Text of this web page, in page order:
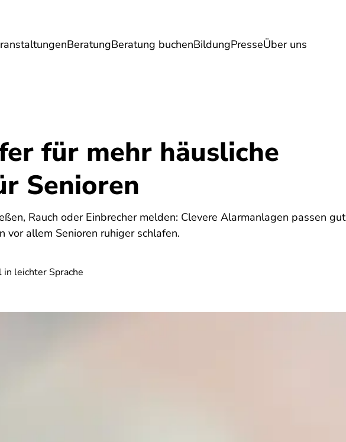
BeratungBeratung buchenBildungPresseÜber uns
Gesundheit Energie Reise Verträge
für mehr häusliche
Senioren
Rauch oder Einbrecher melden: Clevere Alarmanlagen passen gut
vor allem Senioren ruhiger schlafen.
leichter Sprache